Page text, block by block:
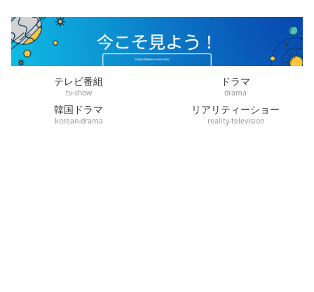
テレビ番組
tv-show
ドラマ
drama
韓国ドラマ
korean-drama
リアリティーショー
reality-television